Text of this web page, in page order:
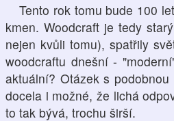
Tento rok tomu bude 100
kmen. Woodcraft je tedy
nejen kvůli tomu), spatřily
woodcraftu dnešní -
aktuální? Otázek s
docela i možné, že lichá
to tak bývá, trochu širší.